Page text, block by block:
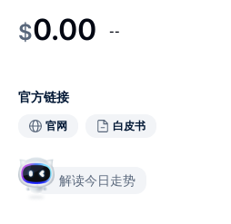
$0.00 --
官方链接
官网 白皮书
解读今日走势